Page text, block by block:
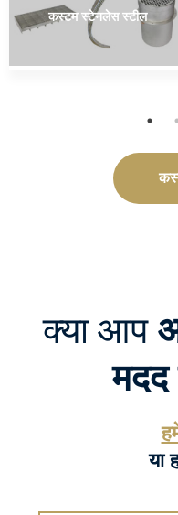
कस्टम स्टेनलेस स्टील
क्या आप
मदद
या